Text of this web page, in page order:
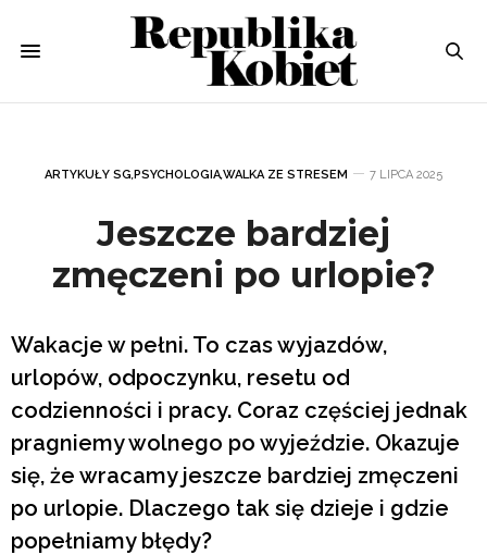
ARTYKUŁY SG,PSYCHOLOGIA,WALKA ZE STRESEM 7 LIPCA 2025
Jeszcze bardziej
zmęczeni po urlopie?
Wakacje w pełni. To czas wyjazdów,
urlopów, odpoczynku, resetu od
codzienności i pracy. Coraz częściej jednak
pragniemy wolnego po wyjeździe. Okazuje
się, że wracamy jeszcze bardziej zmęczeni
po urlopie. Dlaczego tak się dzieje i gdzie
popełniamy błędy?